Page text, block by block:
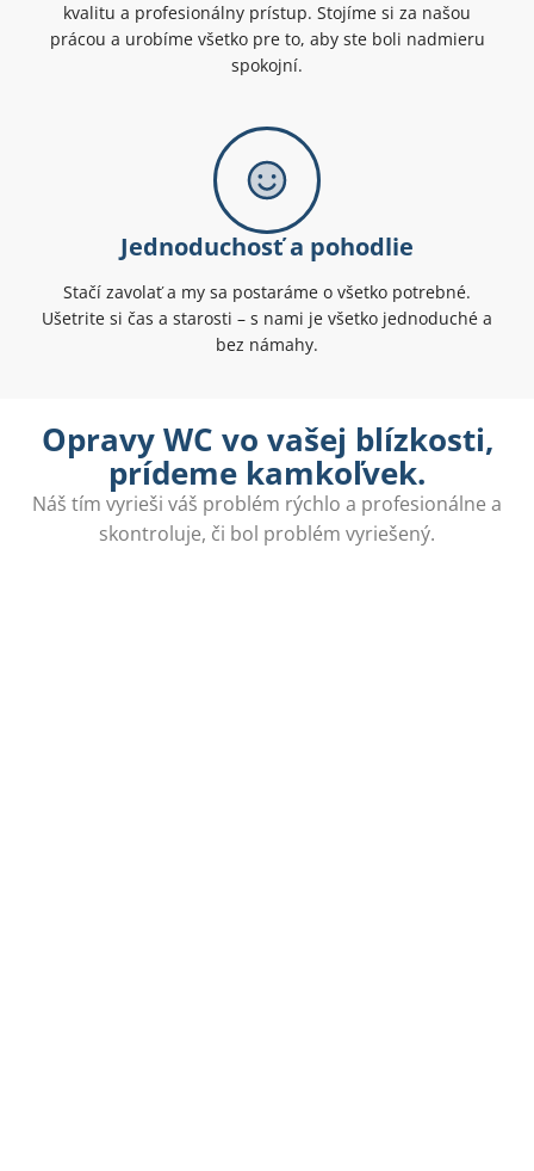
kvalitu a profesionálny prístup. Stojíme si za našou
prácou a urobíme všetko pre to, aby ste boli nadmieru
spokojní.
Jednoduchosť a pohodlie
Stačí zavolať a my sa postaráme o všetko potrebné.
Ušetrite si čas a starosti – s nami je všetko jednoduché a
bez námahy.
Opravy WC vo vašej blízkosti,
prídeme kamkoľvek.
Náš tím vyrieši váš problém rýchlo a profesionálne a
skontroluje, či bol problém vyriešený.